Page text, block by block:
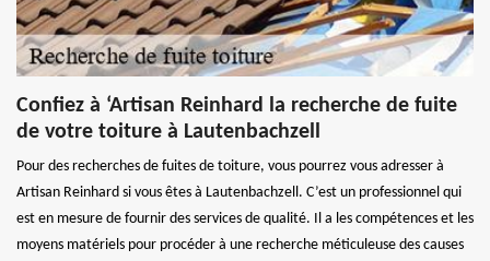
Confiez à ‘Artisan Reinhard la recherche de fuite
de votre toiture à Lautenbachzell
Pour des recherches de fuites de toiture, vous pourrez vous adresser à
Artisan Reinhard si vous êtes à Lautenbachzell. C’est un professionnel qui
est en mesure de fournir des services de qualité. Il a les compétences et les
moyens matériels pour procéder à une recherche méticuleuse des causes